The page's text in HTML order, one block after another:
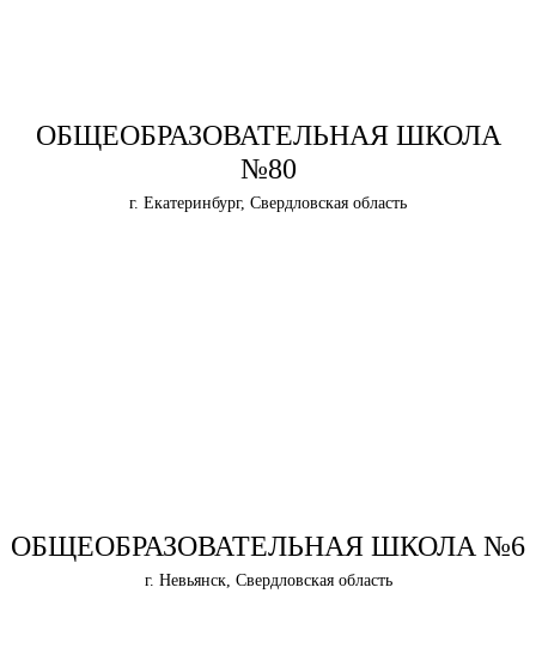
ОБЩЕОБРАЗОВАТЕЛЬНАЯ ШКОЛА
№80
г. Екатеринбург, Свердловская область
ОБЩЕОБРАЗОВАТЕЛЬНАЯ ШКОЛА №6
г. Невьянск, Свердловская область